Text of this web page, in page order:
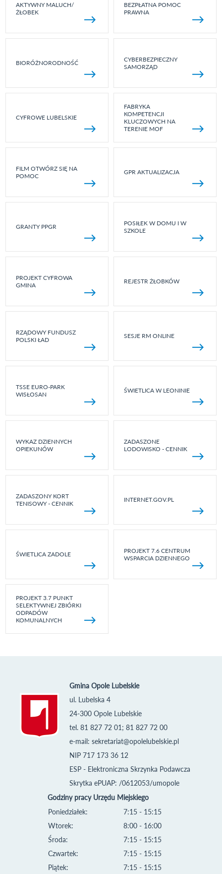
AKTYWNY MALUCH/
ŻŁOBEK
BEZPŁATNA POMOC
PRAWNA
BIORÓŻNORODNOŚĆ
CYBERBEZPIECZNY
SAMORZĄD
CYFROWE LUBELSKIE
FABRYKA
KOMPETENCJI
KLUCZOWYCH NA
TERENIE MOF
FILM OTWÓRZ SIĘ NA
POMOC
GPR AKTUALIZACJA
GRANTY PPGR
POSIŁEK W DOMU I W
SZKOLE
PROJEKT CYFROWA
GMINA
REJESTR ŻŁOBKÓW
RZĄDOWY FUNDUSZ
POLSKI ŁAD
SESJE RM ONLINE
TSSE EURO-PARK
WISŁOSAN
ŚWIETLICA W LEONINIE
WYKAZ DZIENNYCH
OPIEKUNÓW
ZADASZONE
LODOWISKO - CENNIK
ZADASZONY KORT
TENISOWY - CENNIK
INTERNET.GOV.PL
ŚWIETLICA ZADOLE
PROJEKT 7.6 CENTRUM
WSPARCIA DZIENNEGO
PROJEKT 3.7 PUNKT
SELEKTYWNEJ ZBIÓRKI
ODPADÓW
KOMUNALNYCH
Gmina Opole Lubelskie
ul. Lubelska 4
24-300 Opole Lubelskie
tel. 81 827 72 01; 81 827 72 00
e-mail: sekretariat@opolelubelskie.pl
NIP 717 173 36 12
ESP - Elektroniczna Skrzynka Podawcza
Skrytka ePUAP: /0612053/umopole
Godziny pracy Urzędu Miejskiego
Poniedziałek:
Wtorek:
Środa:
Czwartek:
Piątek:
7:15 - 15:15
8:00 - 16:00
7:15 - 15:15
7:15 - 15:15
7:15 - 15:15